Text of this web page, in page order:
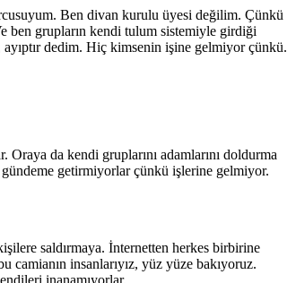
Ben divan kurulu üyesi değilim. Çünkü
ben grupların kendi tulum sistemiyle girdiği
dedim. Hiç kimsenin işine gelmiyor çünkü.
da kendi gruplarını adamlarını doldurma
getirmiyorlar çünkü işlerine gelmiyor.
saldırmaya. İnternetten herkes birbirine
insanlarıyız, yüz yüze bakıyoruz.
inanamıyorlar.